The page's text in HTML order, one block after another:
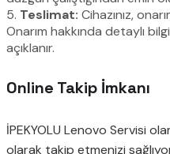
5. Teslimat: Cihazınız,
Onarım hakkında detaylı
açıklanır.
Online Takip İmkanı
İPEKYOLU Lenovo Servisi
olarak takip etmenizi